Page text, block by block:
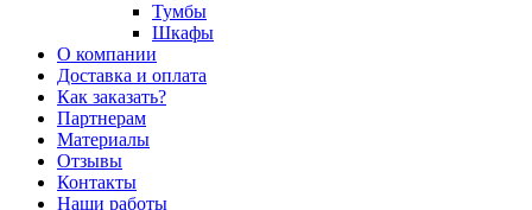
Тумбы
Шкафы
О компании
Доставка и оплата
Как заказать?
Партнерам
Материалы
Отзывы
Контакты
Наши работы